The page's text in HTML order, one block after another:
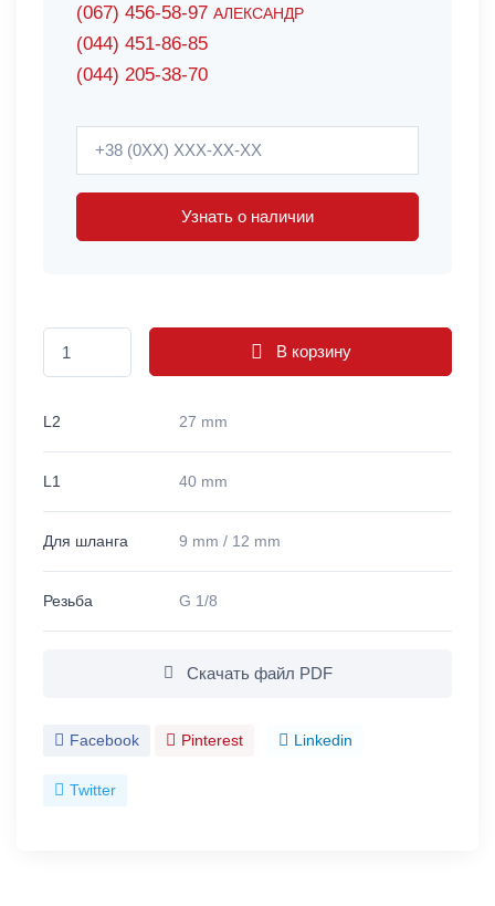
(067) 456-58-97 АЛЕКСАНДР
(044) 451-86-85
(044) 205-38-70
Узнать о наличии
В корзину
L2 27 mm
L1 40 mm
Для шланга 9 mm / 12 mm
Резьба G 1/8
Скачать файл PDF
Facebook Pinterest Linkedin
Twitter